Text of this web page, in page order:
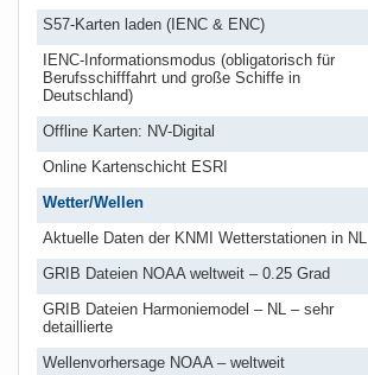
S57-Karten laden (IENC & ENC)
IENC-Informationsmodus (obligatorisch für
Berufsschifffahrt und große Schiffe in
Deutschland)
Offline Karten: NV-Digital
Online Kartenschicht ESRI
Wetter/Wellen
Aktuelle Daten der KNMI Wetterstationen in NL
GRIB Dateien NOAA weltweit – 0.25 Grad
GRIB Dateien Harmoniemodel – NL – sehr
detaillierte
Wellenvorhersage NOAA – weltweit